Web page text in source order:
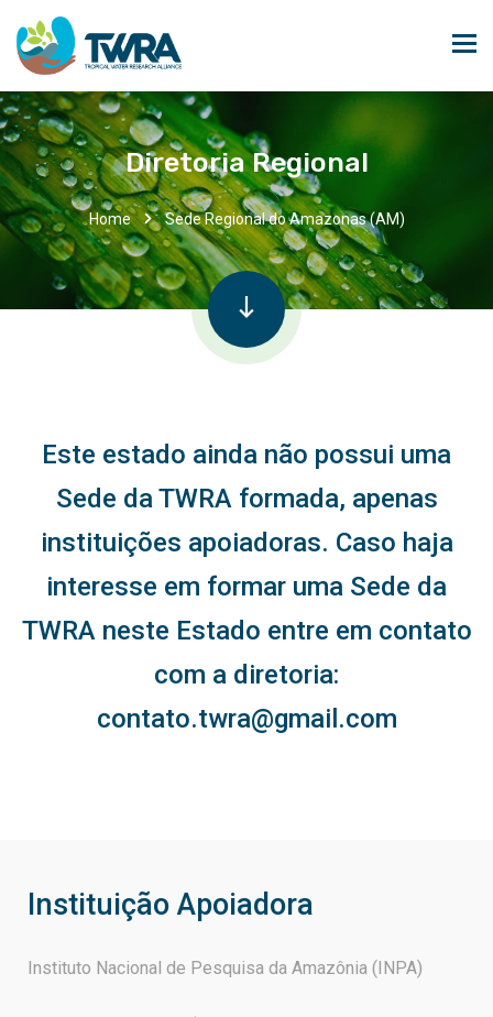
Diretoria Regional
Home Sede Regional do Amazonas (AM)
Este estado ainda não possui uma
Sede da TWRA formada, apenas
instituições apoiadoras. Caso haja
interesse em formar uma Sede da
TWRA neste Estado entre em contato
com a diretoria:
contato.twra@gmail.com
Instituição Apoiadora
Instituto Nacional de Pesquisa da Amazônia (INPA)